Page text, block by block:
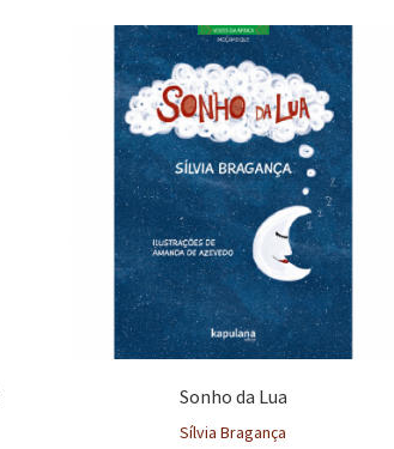
Sonho da Lua
Sílvia Bragança